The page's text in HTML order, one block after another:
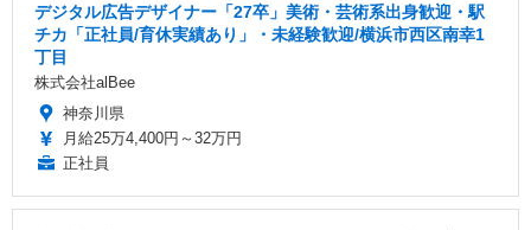
デジタル広告デザイナー「27卒」美術・芸術系出身歓迎・駅
チカ「正社員/育休実績あり」・未経験歓迎/横浜市西区南幸1
丁目
株式会社alBee
神奈川県
月給25万4,400円～32万円
正社員